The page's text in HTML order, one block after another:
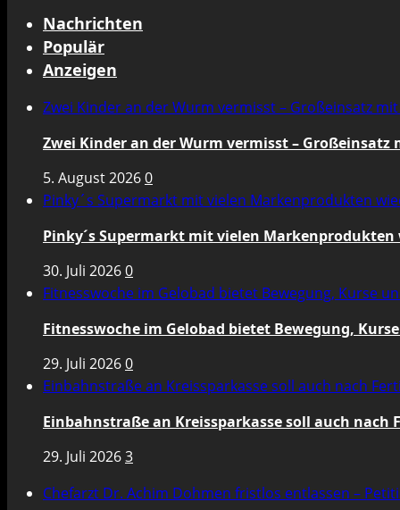
Nachrichten
Populär
Anzeigen
Zwei Kinder an der Wurm vermisst – Großeinsatz
Zwei Kinder an der Wurm vermisst – Großeinsatz
5. August 20260
Pinky´s Supermarkt mit vielen Markenprodukten
Pinky´s Supermarkt mit vielen
30. Juli 20260
Fitnesswoche im Gelobad bietet Bewegung, Kurse
Fitnesswoche im Gelobad bietet Bewegung,
29. Juli 20260
Einbahnstraße an Kreissparkasse soll auch nach
Einbahnstraße an Kreissparkasse soll auch nach
29. Juli 20263
Chefarzt Dr. Achim Dohmen fristlos entlassen –